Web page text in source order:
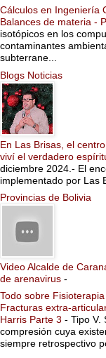
Cálculos en Ingeniería
Balances de materia -
isotópicos en los
contaminantes
subterrane...
Blogs Noticias
En Las Brisas, el
viví el verdadero
diciembre 2024.- El
implementado por Las
Provincias de Bolivia
Video Alcalde de
de arenavirus -
Todo sobre Fisioterapia
Fracturas extra-
Harris Parte 3 - Tipo V.
compresión cuya
siempre retrospectivo